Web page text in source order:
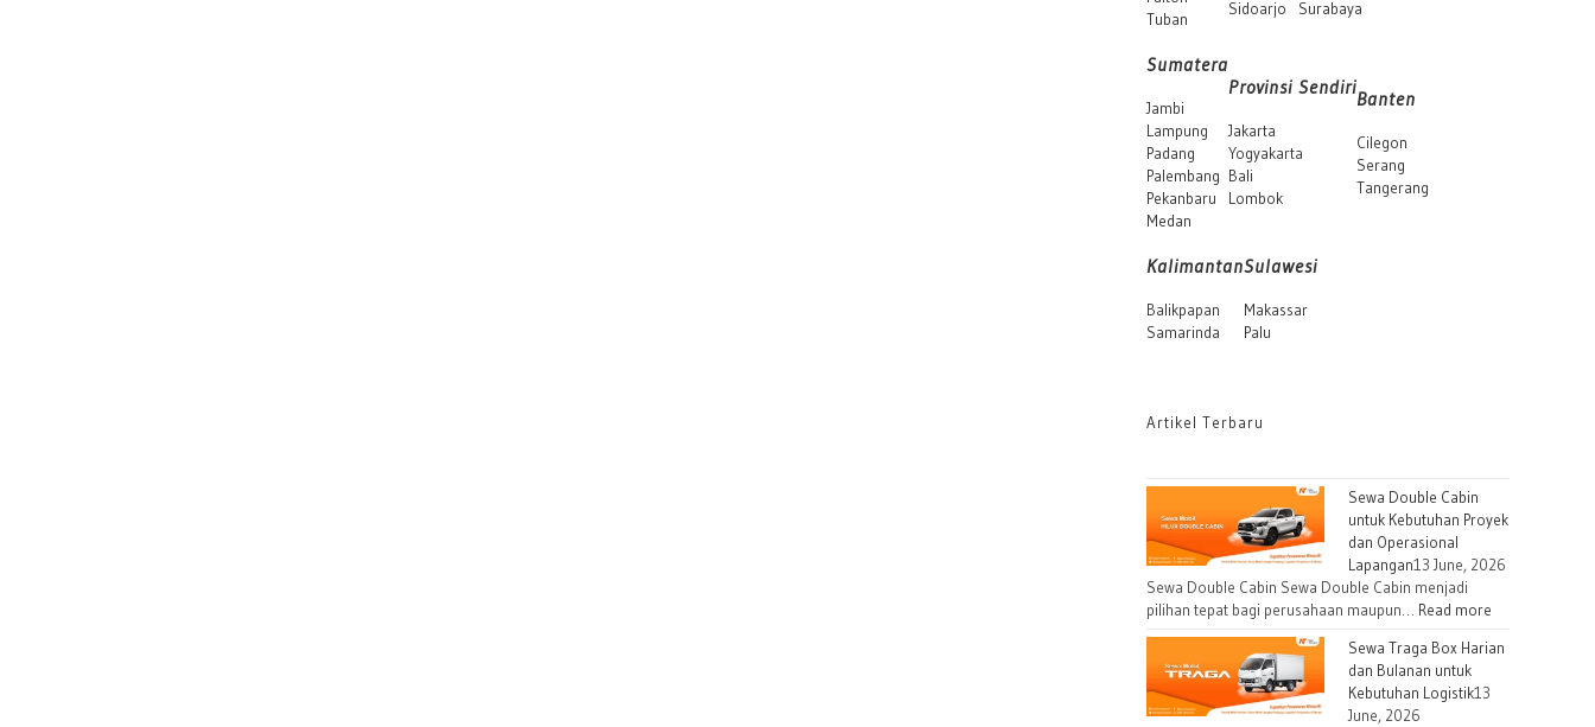
Tuban
Sidoarjo Surabaya
Sumatera
Jambi
Lampung
Padang
Palembang
Pekanbaru
Medan
Provinsi Sendiri
Jakarta
Yogyakarta
Bali
Lombok
Banten
Cilegon
Serang
Tangerang
Kalimantan
Balikpapan
Samarinda
Sulawesi
Makassar
Palu
Artikel Terbaru
Sewa Double Cabin
untuk Kebutuhan Proyek
dan Operasional
Lapangan13 June, 2026
Sewa Double Cabin Sewa Double Cabin menjadi
pilihan tepat bagi perusahaan maupun… Read more
Double
Sewa Traga Box Harian
dan Bulanan untuk
Kebutuhan Logistik13
June, 2026